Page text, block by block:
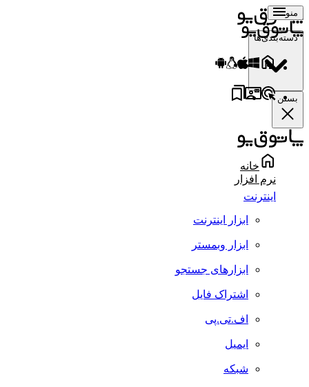
منو
دسته‌بندی‌ها
بستن
خانه
نرم افزار
اینترنت
ابزار اینترنت
ابزار وبمستر
ابزارهای جستجو
اشتراک فایل
اف.تی.پی
ایمیل
شبکه